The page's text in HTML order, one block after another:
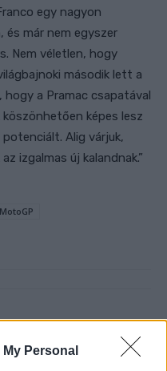
Personal
egy nagyon
már nem egyszer
Nem véletlen, hogy
második lett a
hogy a Pramac csapatával
képes lesz
Alig várjuk,
izgalmas új kalandnak.”
MotoGP
Kovács Bálint helytállt a
motorversenyek maratonján,